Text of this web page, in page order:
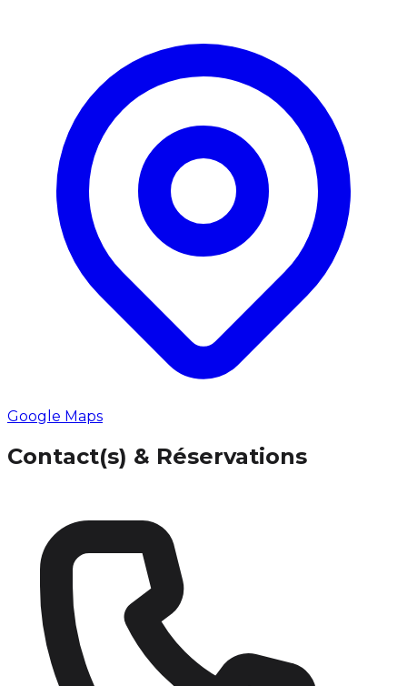
Google Maps
Contact(s) & Réservations